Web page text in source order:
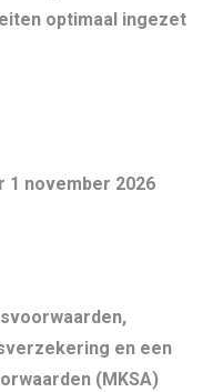
optimaal ingezet
1 november 2026
en een
(MKSA)